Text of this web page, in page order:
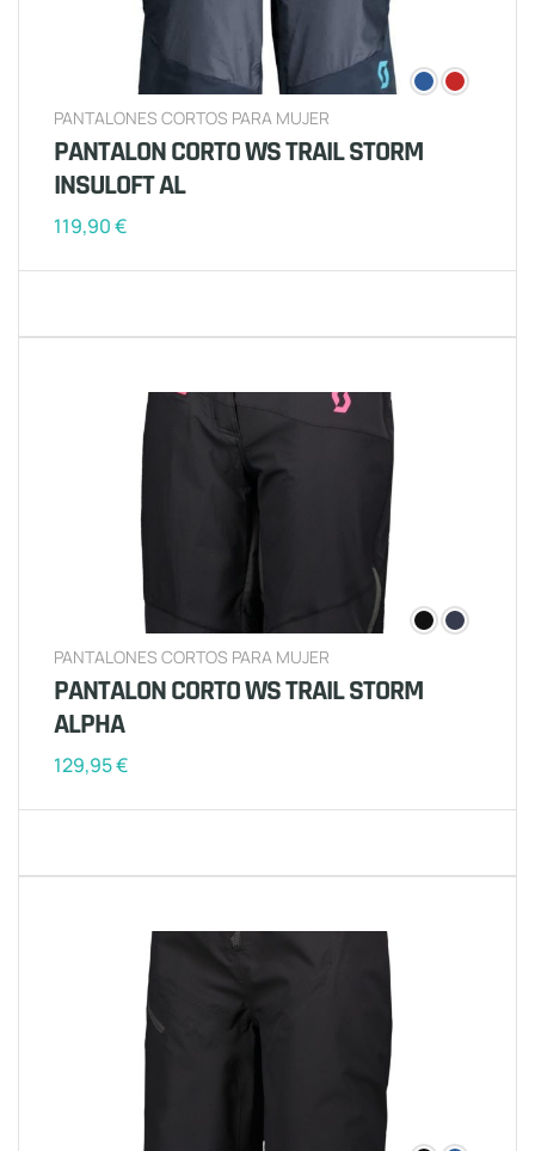
PANTALONES CORTOS PARA MUJER
PANTALON CORTO WS TRAIL STORM
INSULOFT AL
119,90€
PANTALONES CORTOS PARA MUJER
PANTALON CORTO WS TRAIL STORM
ALPHA
129,95€